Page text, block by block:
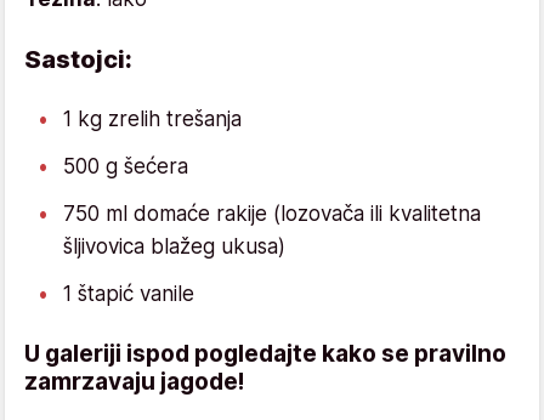
Sastojci:
1 kg zrelih trešanja
500 g šećera
750 ml domaće rakije (lozovača ili kvalitetna
šljivovica blažeg ukusa)
1 štapić vanile
U galeriji ispod pogledajte kako se pravilno
zamrzavaju jagode!